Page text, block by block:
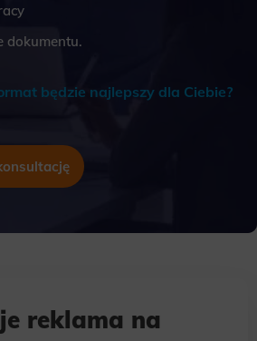
dokumentu.
będzie najlepszy dla Ciebie?
reklama na